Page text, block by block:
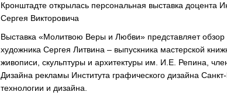
Кронштадте открылась персональная выставка доцента
Сергея Викторовича
Выставка «Молитвою Веры и Любви» представляет обзор
художника Сергея Литвина – выпускника мастерской
живописи, скульптуры и архитектуры им. И.Е. Репина,
Дизайна рекламы Института графического дизайна
технологии и дизайна.